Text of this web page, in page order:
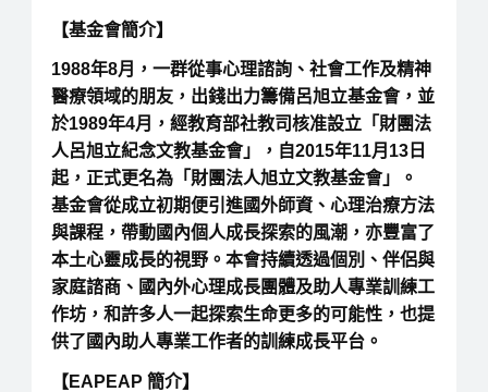
【基金會簡介】
1988年8月，一群從事心理諮詢、社會工作及精神
醫療領域的朋友，出錢出力籌備呂旭立基金會，並
於1989年4月，經教育部社教司核准設立「財團法
人呂旭立紀念文教基金會」，自2015年11月13日
起，正式更名為「財團法人旭立文教基金會」。
基金會從成立初期便引進國外師資、心理治療方法
與課程，帶動國內個人成長探索的風潮，亦豐富了
本土心靈成長的視野。本會持續透過個別、伴侶與
家庭諮商、國內外心理成長團體及助人專業訓練工
作坊，和許多人一起探索生命更多的可能性，也提
供了國內助人專業工作者的訓練成長平台。
【EAPEAP 簡介】